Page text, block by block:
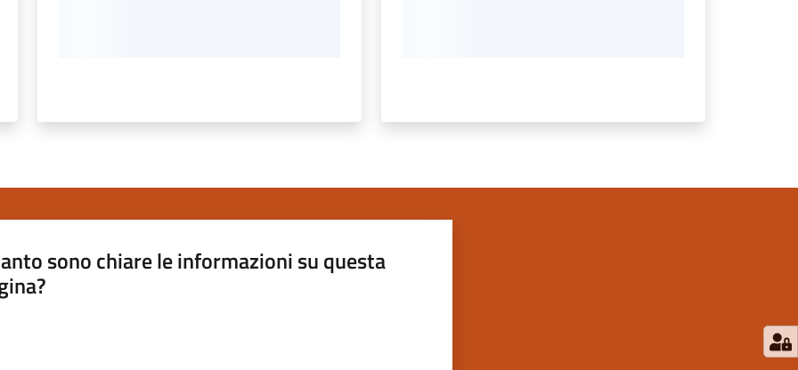
sono chiare le informazioni su questa